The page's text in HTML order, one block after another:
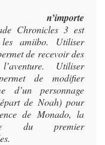
Chronicles 3 est
amiibo. Utiliser
de recevoir des
Utiliser
de modifier
d’un personnage
de Noah) pour
de Monado, la
du premier